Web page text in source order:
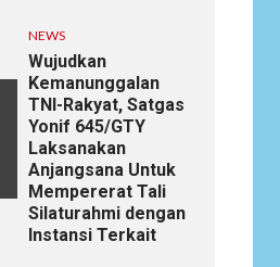
NEWS
Wujudkan
Kemanunggalan
TNI-Rakyat, Satgas
Yonif 645/GTY
Laksanakan
Anjangsana Untuk
Mempererat Tali
Silaturahmi dengan
Instansi Terkait